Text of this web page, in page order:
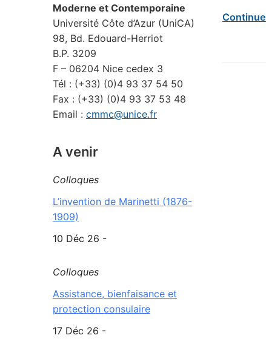
Moderne et Contemporaine
Université Côte d’Azur (UniCA)
98, Bd. Edouard-Herriot
B.P. 3209
F – 06204 Nice cedex 3
Tél : (+33) (0)4 93 37 54 50
Fax : (+33) (0)4 93 37 53 48
Email : cmmc@unice.fr
A venir
Colloques
L’invention de Marinetti (1876-
1909)
10 Déc 26 -
Colloques
Assistance, bienfaisance et
protection consulaire
17 Déc 26 -